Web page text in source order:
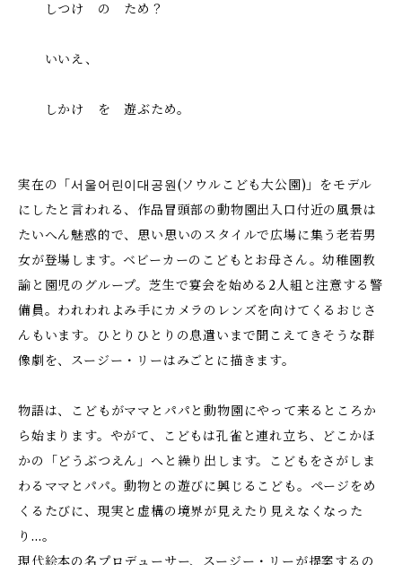
しつけ の ため？
いいえ、
しかけ を 遊ぶため。
実在の「서울어린이대공원(ソウルこども大公園)」をモデル
にしたと言われる、作品冒頭部の動物園出入口付近の風景は
たいへん魅惑的で、思い思いのスタイルで広場に集う老若男
女が登場します。ベビーカーのこどもとお母さん。幼稚園教
諭と園児のグループ。芝生で宴会を始める2人組と注意する警
備員。われわれよみ手にカメラのレンズを向けてくるおじさ
んもいます。ひとりひとりの息遣いまで聞こえてきそうな群
像劇を、スージー・リーはみごとに描きます。
物語は、こどもがママとパパと動物園にやって来るところか
ら始まります。やがて、こどもは孔雀と連れ立ち、どこかほ
かの「どうぶつえん」へと繰り出します。こどもをさがしま
わるママとパパ。動物との遊びに興じるこども。ページをめ
くるたびに、現実と虚構の境界が見えたり見えなくなった
り…。
現代絵本の名プロデューサー、スージー・リーが提案するの